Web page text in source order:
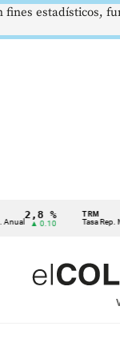
%
▲ 0.10
TRM
Tasa Rep. Moneda
estadísticos,